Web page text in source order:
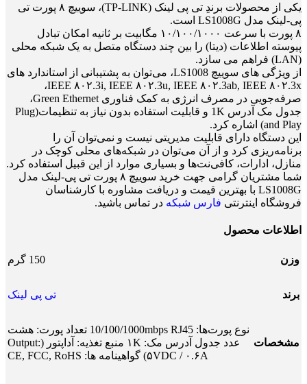
یکی از محصولات برندِ تی پی لینک (TP-LINK)، سوییچ ۸ پورت تی
پی-لینک مدل LS1008G است.
۸ پورت با سرعت ۱۰/۱۰۰/۱۰۰۰ مگابیت بر ثانیه امکان تبادل
پیوسته اطلاعات (دیتا) را بین چند دستگاه متصل به یک شبکه محلی
(LAN) فراهم می‌ سازد.
از ویژگی های سوییچ LS1008، می‌توان به پشتیبانی از استاندارد های
IEEE ۸۰۲.3i, IEEE ۸۰۲.3u, IEEE ۸۰۲.3ab, IEEE ۸۰۲.3x،
صرفه‌جویی در مصرف انرژی به کمک فناوری Green Ethernet،
جدول مک آدرس 1K و قابلیت استفاده بدون نیاز به تنظیمات(Plug
and Play) اشاره کرد.
این دستگاه دارای قابلیت مدیریتی نیست و نمی‌توان آن را
برنامه‌ریزی کرد و از آن می‌توان در شبکه‌های محلی کوچک در
منازل، ادارات، کافی‌نت‌ها و بسیاری موارد از این قبیل استفاده کرد.
شما مشتریان گرامی جهت خرید سوییچ ۸ پورت تی پی-لینک مدل
LS1008G با بهترین قیمت و دریافت مشاوره با کارشناسان
فروشگاه اینترنتی فارس شبکه در تماس باشید.
اطلاعات محصول
وزن 150 گرم
برند تی پی لینک
مشخصات
نوع پورت‌ها: 10/100/1000mbps RJ45 تعداد پورت‌: هشت
عدد جدول آدرس مک: ۱K منبع تغذیه: آداپتور (Output:
۵VDC / ۰.۶A) گواهینامه‌ ها: CE, FCC, RoHS